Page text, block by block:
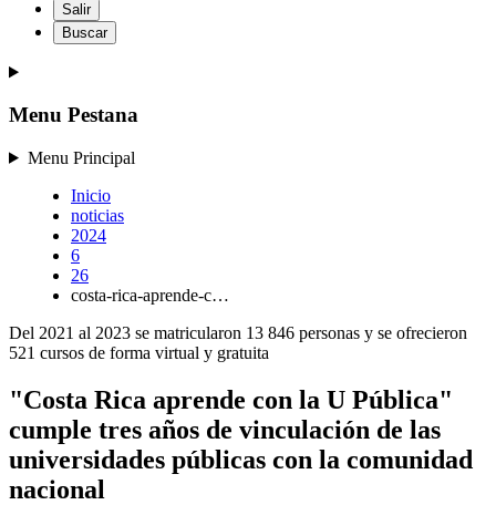
Salir
Buscar
Menu Pestana
Menu Principal
Inicio
noticias
2024
6
26
costa-rica-aprende-c…
Del 2021 al 2023 se matricularon 13 846 personas y se ofrecieron
521 cursos de forma virtual y gratuita
"Costa Rica aprende con la U Pública"
cumple tres años de vinculación de las
universidades públicas con la comunidad
nacional